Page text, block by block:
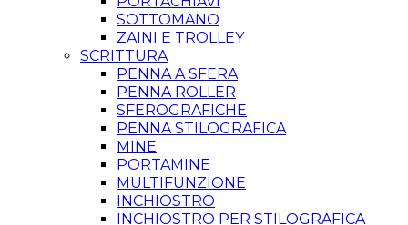
SOTTOMANO
ZAINI E TROLLEY
SCRITTURA
PENNA A SFERA
PENNA ROLLER
SFEROGRAFICHE
PENNA STILOGRAFICA
MINE
PORTAMINE
MULTIFUNZIONE
INCHIOSTRO
INCHIOSTRO PER STILOGRAFICA